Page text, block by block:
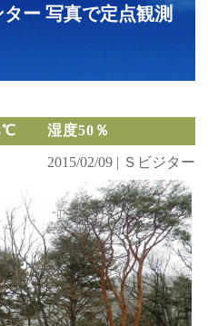
ー 写真で定点観測
湿度50％
2015/02/09 | Ｓビジター